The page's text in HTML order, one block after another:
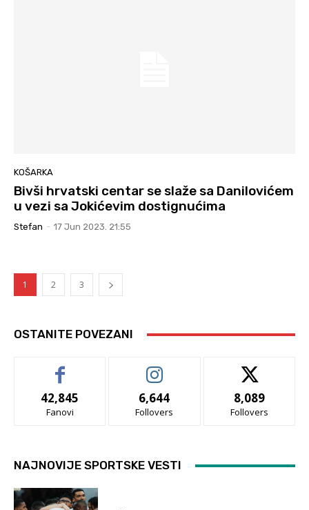
KOŠARKA
Bivši hrvatski centar se slaže sa Danilovićem
u vezi sa Jokićevim dostignućima
Stefan - 17 Jun 2023. 21:55
1 2 3
OSTANITE POVEZANI
42,845
Fanovi
6,644
Follovers
8,089
Follovers
NAJNOVIJE SPORTSKE VESTI